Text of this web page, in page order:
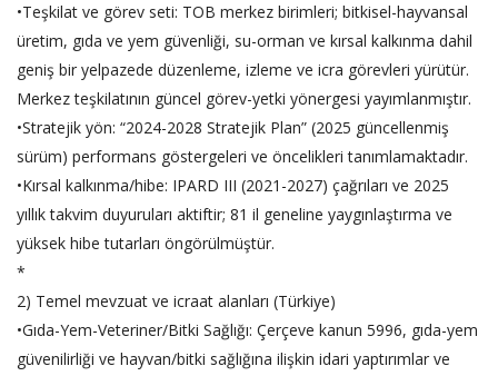
•Teşkilat ve görev seti: TOB merkez birimleri; bitkisel-hayvansal
üretim, gıda ve yem güvenliği, su-orman ve kırsal kalkınma dahil
geniş bir yelpazede düzenleme, izleme ve icra görevleri yürütür.
Merkez teşkilatının güncel görev-yetki yönergesi yayımlanmıştır.
•Stratejik yön: “2024-2028 Stratejik Plan” (2025 güncellenmiş
sürüm) performans göstergeleri ve öncelikleri tanımlamaktadır.
•Kırsal kalkınma/hibe: IPARD III (2021-2027) çağrıları ve 2025
yıllık takvim duyuruları aktiftir; 81 il geneline yaygınlaştırma ve
yüksek hibe tutarları öngörülmüştür.
*
2) Temel mevzuat ve icraat alanları (Türkiye)
•Gıda-Yem-Veteriner/Bitki Sağlığı: Çerçeve kanun 5996, gıda-yem
güvenilirliği ve hayvan/bitki sağlığına ilişkin idari yaptırımlar ve